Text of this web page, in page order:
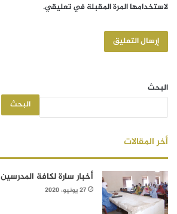
لاستخدامها المرة المقبلة في تعليقي.
البحث
البحث
أخر المقالات
أخبار سارة لكافة المدرسين
27 يونيو، 2020